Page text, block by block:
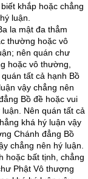
khắp hoặc chẳng
luận.
la mật đa thẳm
thường hoặc vô
nên quán chư
hoặc vô thường,
tất cả hạnh Bồ
vậy chẳng nên
Bồ đề hoặc vui
Nên quán tất cả
khá hý luận vậy
Chánh đẳng Bồ
chẳng nên hý luận.
hoặc bất tịnh, chẳng
Phật Vô thượng